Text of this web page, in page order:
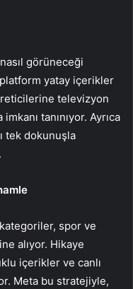
görüneceği
yatay içerikler
televizyon
tanınıyor. Ayrıca
tek dokunuşla
spor ve
alıyor. Hikaye
içerikler ve canlı
Meta bu stratejiyle,